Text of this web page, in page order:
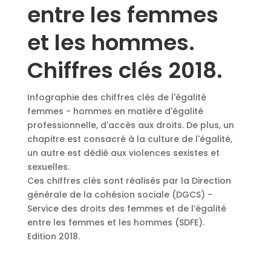
entre les femmes
et les hommes.
Chiffres clés 2018.
Infographie des chiffres clés de l'égalité
femmes - hommes en matière d'égalité
professionnelle, d'accès aux droits. De plus, un
chapitre est consacré à la culture de l'égalité,
un autre est dédié aux violences sexistes et
sexuelles.
Ces chiffres clés sont réalisés par la Direction
générale de la cohésion sociale (DGCS) -
Service des droits des femmes et de l’égalité
entre les femmes et les hommes (SDFE).
Edition 2018.